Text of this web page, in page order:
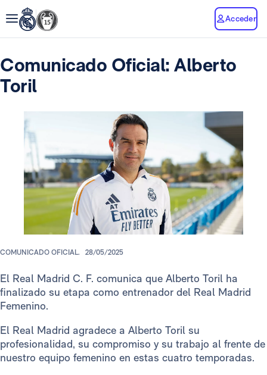
Acceder
Comunicado Oficial: Alberto
Toril
COMUNICADO OFICIAL. 28/05/2025
El Real Madrid C. F. comunica que Alberto Toril ha
finalizado su etapa como entrenador del Real Madrid
Femenino.
El Real Madrid agradece a Alberto Toril su
profesionalidad, su compromiso y su trabajo al frente de
nuestro equipo femenino en estas cuatro temporadas.